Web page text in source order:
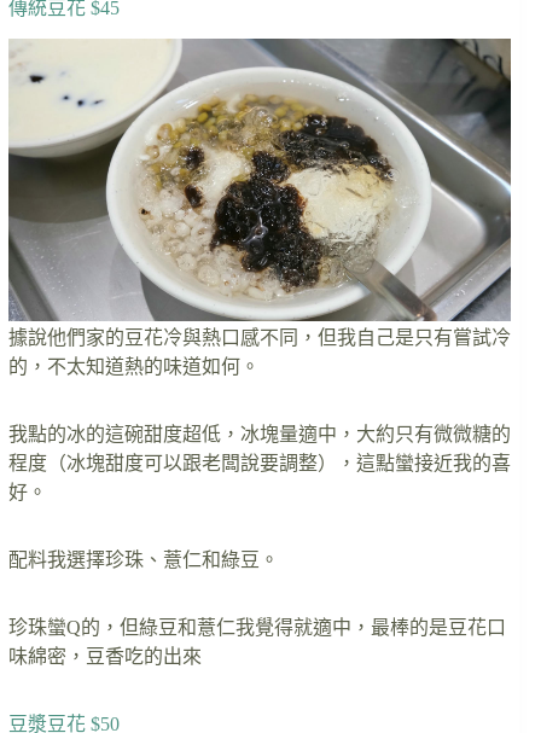
傳統豆花 $45
據說他們家的豆花冷與熱口感不同，但我自己是只有嘗試冷
的，不太知道熱的味道如何。
我點的冰的這碗甜度超低，冰塊量適中，大約只有微微糖的
程度（冰塊甜度可以跟老闆說要調整），這點蠻接近我的喜
好。
配料我選擇珍珠、薏仁和綠豆。
珍珠蠻Q的，但綠豆和薏仁我覺得就適中，最棒的是豆花口
味綿密，豆香吃的出來
豆漿豆花 $50